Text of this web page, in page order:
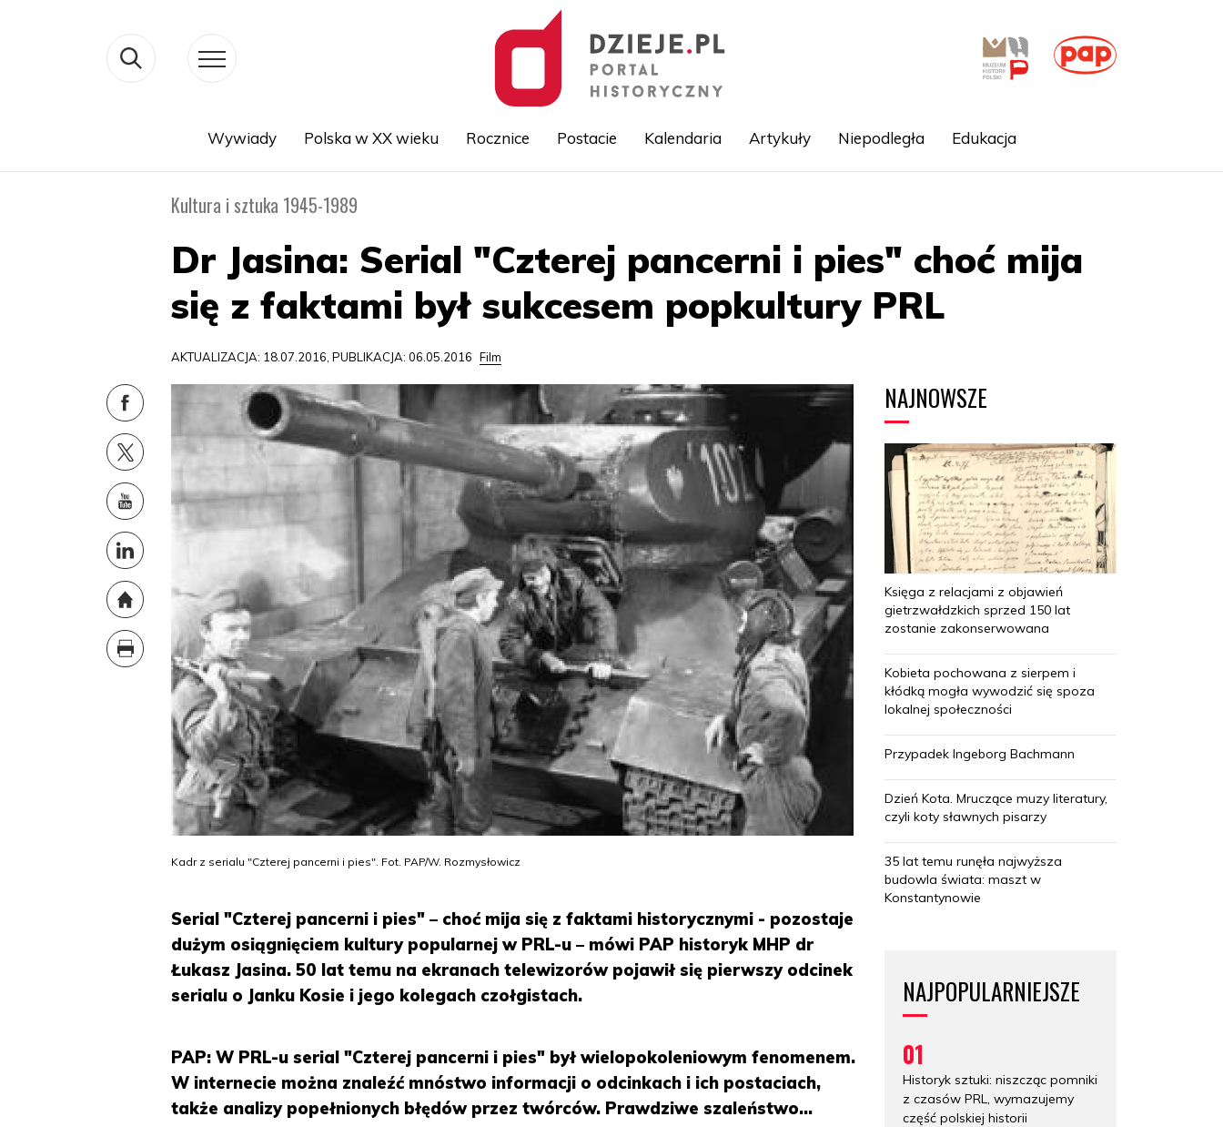
treści
Wywiady Polska w XX wieku Rocznice Postacie Kalendaria Artykuły Niepodległa Edukacja
Kultura i sztuka 1945-1989
Dr Jasina: Serial "Czterej pancerni i pies" choć mija
się z faktami był sukcesem popkultury PRL
AKTUALIZACJA: 18.07.2016, PUBLIKACJA: 06.05.2016 Film
Kadr z serialu "Czterej pancerni i pies". Fot. PAP/W. Rozmysłowicz
Serial "Czterej pancerni i pies" – choć mija się z faktami historycznymi - pozostaje
dużym osiągnięciem kultury popularnej w PRL-u – mówi PAP historyk MHP dr
Łukasz Jasina. 50 lat temu na ekranach telewizorów pojawił się pierwszy odcinek
serialu o Janku Kosie i jego kolegach czołgistach.
PAP: W PRL-u serial "Czterej pancerni i pies" był wielopokoleniowym fenomenem.
W internecie można znaleźć mnóstwo informacji o odcinkach i ich postaciach,
także analizy popełnionych błędów przez twórców. Prawdziwe szaleństwo...
NAJNOWSZE
Księga z relacjami z objawień
gietrzwałdzkich sprzed 150 lat
zostanie zakonserwowana
Kobieta pochowana z sierpem i
kłódką mogła wywodzić się spoza
lokalnej społeczności
Przypadek Ingeborg Bachmann
Dzień Kota. Mruczące muzy literatury,
czyli koty sławnych pisarzy
35 lat temu runęła najwyższa
budowla świata: maszt w
Konstantynowie
NAJPOPULARNIEJSZE
01
Historyk sztuki: niszcząc pomniki
z czasów PRL, wymazujemy
część polskiej historii